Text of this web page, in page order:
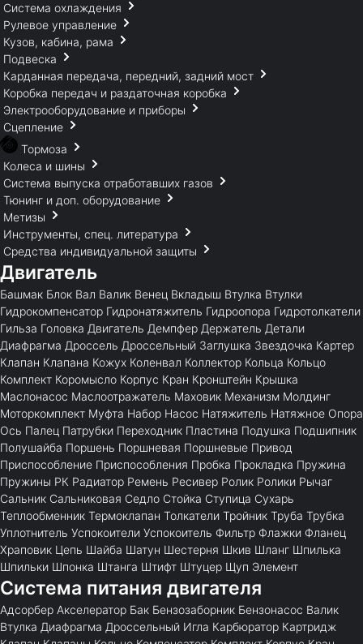
Система охлаждения
Рулевое управление
Кузов, кабина, рама
Подвеска
Карданная передача, передний, задний мост
Коробка передач и раздаточная коробка
Электрооборудование и приборы
Сцепление
Тормоза
Колеса и шины
Система выпуска отработавших газов
Тюнинг и доп. оборудование
Метизы
Инструменты, спец. литература
Средства индивидуальной защиты
Двигатель
Башмак Блок Вал Валик Венец Вкладыш Втулка Втулки
Гидрокомпенсатор Гидронатяжитель Гидроопора Гидротолкатели
Гильза Головка Двигатель Демпфер Держатель Детали
Диафрагма Дроссель Дроссельный Заглушка Звездочка Картер
Клапан Клапана Кожух Коленвал Коллектор Кольца Кольцо
Комплект Коромысло Корпус Кран Кронштейн Крышка
Маслонасос Маслоотражатель Маховик Механизм Молдинг
Моторкомплект Муфта Набор Насос Натяжитель Натяжное Опора
Ось Палец Патрубки Переходник Пластина Подушка Подшипник
Полушайба Поршень Поршневая Поршневые Привод
Приспособление Приспособления Пробка Прокладка Пружина
Пружины РК Радиатор Ремень Ресивер Ролик Ролики Рычаг
Сальник Сальниковая Седло Стойка Ступица Сухарь
Теплообменник Термоклапан Толкатели Тройник Труба Трубка
Уплотнитель Успокоители Успокоитель Фильтр Флажки Фланец
Храповик Цепь Шайба Шатун Шестерня Шкив Шланг Шпилька
Шпильки Шпонка Штанга Штифт Штуцер Щуп Элемент
Система питания двигателя
Адсорбер Акселератор Бак Бензозаборник Бензонасос Валик
Втулка Диафрагма Дроссельный Игла Карбюратор Картридж